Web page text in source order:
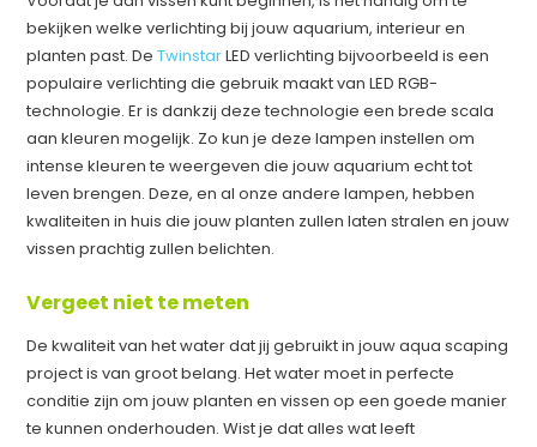
bekijken welke verlichting bij jouw aquarium, interieur en
planten past. DeTwinstarLED verlichting bijvoorbeeld is een
populaire verlichting die gebruik maakt van LED RGB-
technologie. Er is dankzij deze technologie een brede scala
aan kleuren mogelijk. Zo kun je deze lampen instellen om
intense kleuren te weergeven die jouw aquarium echt tot
leven brengen. Deze, en al onze andere lampen, hebben
kwaliteiten in huis die jouw planten zullen laten stralen en jouw
vissen prachtig zullen belichten.
Vergeet niet te meten
De kwaliteit van het water dat jij gebruikt in jouw aqua scaping
project is van groot belang. Het water moet in perfecte
conditie zijn om jouw planten en vissen op een goede manier
te kunnen onderhouden. Wist je dat alles wat leeft